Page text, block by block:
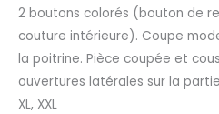
2 boutons colorés (bouton de
couture intérieure). Coupe
la poitrine. Pièce coupée et
ouvertures latérales sur la partie
XL, XXL